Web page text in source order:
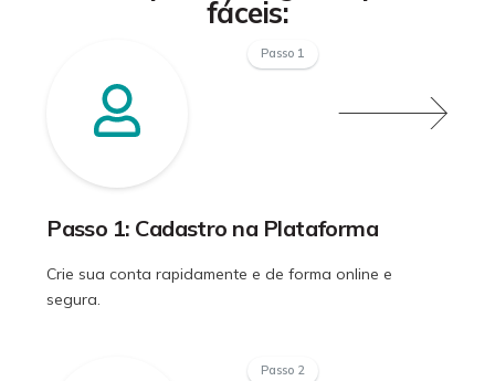
fáceis:
Passo 1: Cadastro na Plataforma
Crie sua conta rapidamente e de forma online e
segura.
Passo 1
Passo 2